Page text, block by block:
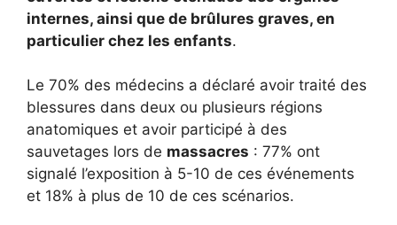
internes, ainsi que de brûlures graves, en
particulier chez les enfants.
Le 70% des médecins a déclaré avoir traité des
blessures dans deux ou plusieurs régions
anatomiques et avoir participé à des
sauvetages lors de massacres : 77% ont
signalé l’exposition à 5-10 de ces événements
et 18% à plus de 10 de ces scénarios.